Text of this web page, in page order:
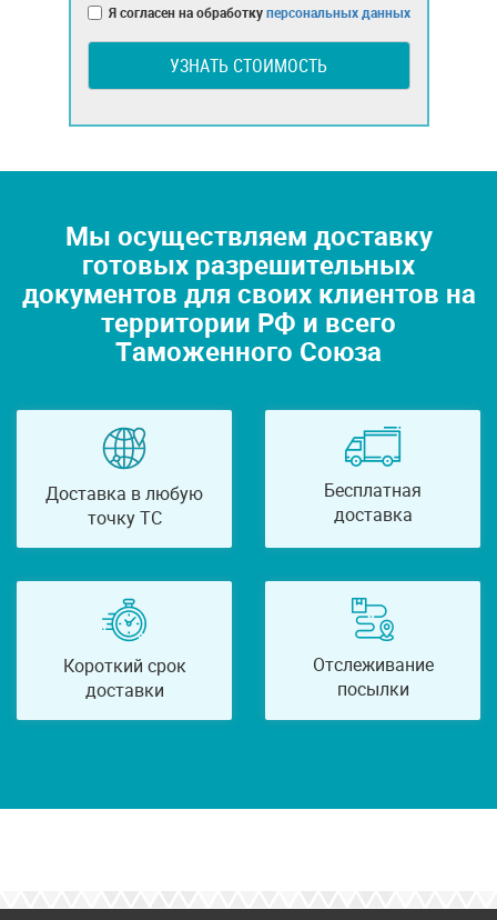
Я согласен на обработкуперсональных данных
УЗНАТЬ СТОИМОСТЬ
Мы осуществляем доставку
готовых разрешительных
документов для своих клиентов на
территории РФ и всего
Таможенного Союза
Доставка в любую
точку ТС
Бесплатная
доставка
Короткий срок
доставки
Отслеживание
посылки